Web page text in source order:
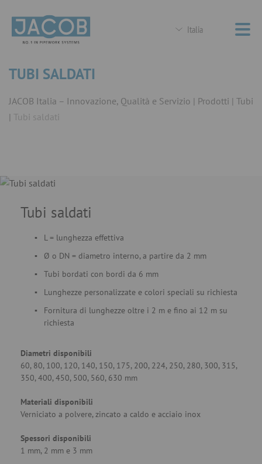
Italia
TUBI SALDATI
JACOB Italia – Innovazione, Qualità e Servizio Prodotti
Tubi
Tubi saldati
Tubi saldati
L = lunghezza effettiva
Ø o DN = diametro interno, a partire da 2 mm
Tubi bordati con bordi da 6 mm
Lunghezze personalizzate e colori speciali su richiesta
Fornitura di lunghezze oltre i 2 m e fino ai 12 m su
richiesta
Diametri disponibili
60, 80, 100, 120, 140, 150, 175, 200, 224, 250, 280, 300, 315,
350, 400, 450, 500, 560, 630 mm
Materiali disponibili
Verniciato a polvere, zincato a caldo e acciaio inox
Spessori disponibili
1 mm, 2 mm e 3 mm